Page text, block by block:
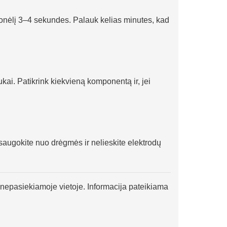
3–4 sekundes. Palauk kelias minutes, kad
Patikrink kiekvieną komponentą ir, jei
nuo drėgmės ir nelieskite elektrodų
vietoje. Informacija pateikiama